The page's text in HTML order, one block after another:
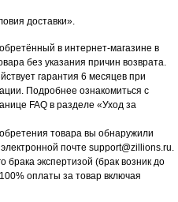
доставки».
в интернет-магазине в
без указания причин возврата.
гарантия 6 месяцев при
Подробнее ознакомиться с
FAQ в разделе «Уход за
товара вы обнаружили
почте support@zillions.ru.
брака экспертизой (брак возник до
оплаты за товар включая